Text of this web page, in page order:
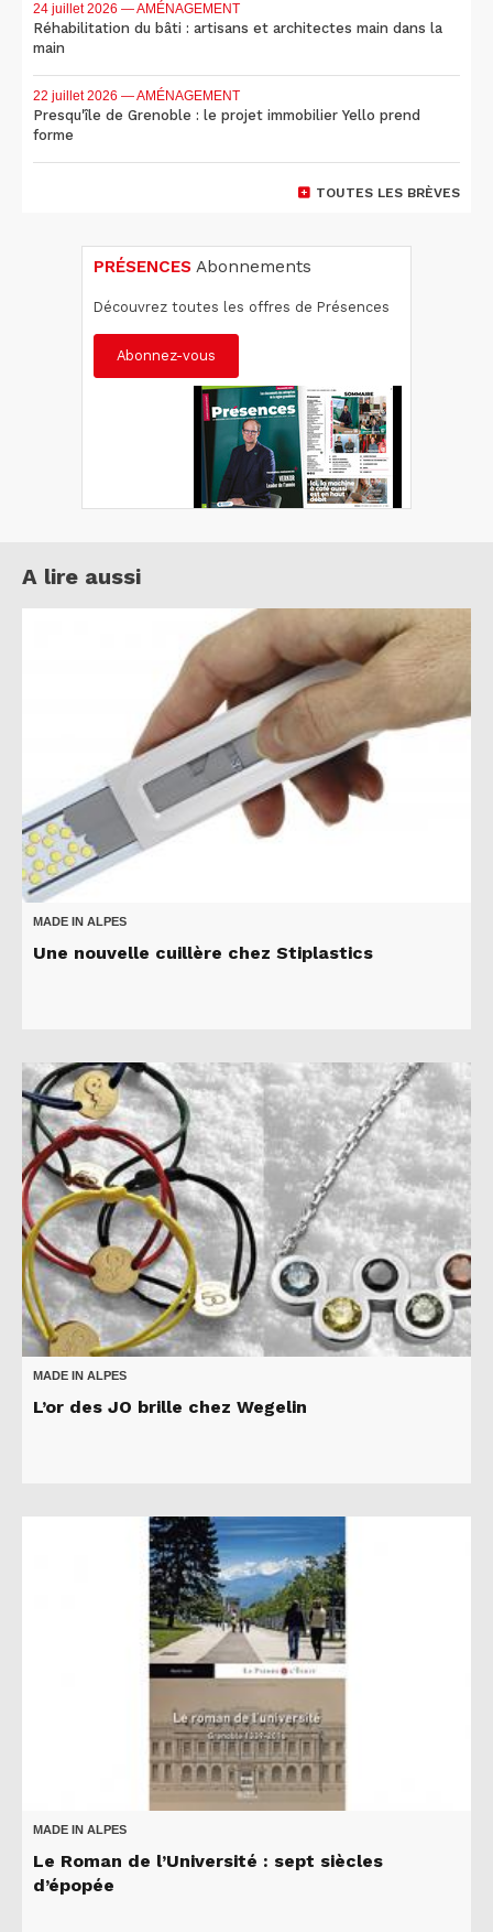
24 juillet 2026 — AMÉNAGEMENT
Réhabilitation du bâti : artisans et architectes main dans la
main
22 juillet 2026 — AMÉNAGEMENT
Presqu'île de Grenoble : le projet immobilier Yello prend
forme
TOUTES LES BRÈVES
PRÉSENCES Abonnements
Découvrez toutes les offres de Présences
Abonnez-vous
A lire aussi
MADE IN ALPES
Une nouvelle cuillère chez Stiplastics
MADE IN ALPES
L’or des JO brille chez Wegelin
MADE IN ALPES
Le Roman de l’Université : sept siècles
d’épopée